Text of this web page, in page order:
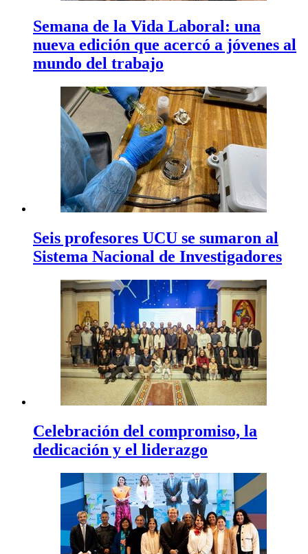
Semana de la Vida Laboral: una
nueva edición que acercó a jóvenes al
mundo del trabajo
Seis profesores UCU se sumaron al
Sistema Nacional de Investigadores
Celebración del compromiso, la
dedicación y el liderazgo